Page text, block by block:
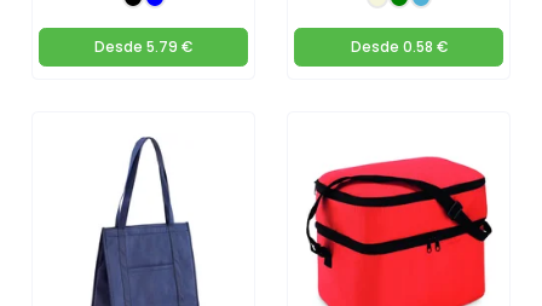
Desde 5.79 € Desde 0.58 €